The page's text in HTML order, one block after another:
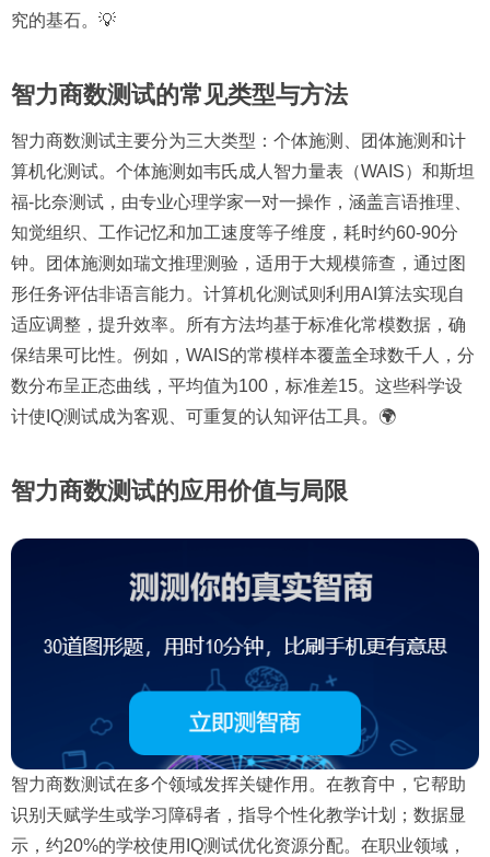
究的基石。💡
智力商数测试的常见类型与方法
智力商数测试主要分为三大类型：个体施测、团体施测和计
算机化测试。个体施测如韦氏成人智力量表（WAIS）和斯坦
福-比奈测试，由专业心理学家一对一操作，涵盖言语推理、
知觉组织、工作记忆和加工速度等子维度，耗时约60-90分
钟。团体施测如瑞文推理测验，适用于大规模筛查，通过图
形任务评估非语言能力。计算机化测试则利用AI算法实现自
适应调整，提升效率。所有方法均基于标准化常模数据，确
保结果可比性。例如，WAIS的常模样本覆盖全球数千人，分
数分布呈正态曲线，平均值为100，标准差15。这些科学设
计使IQ测试成为客观、可重复的认知评估工具。🌍
智力商数测试的应用价值与局限
智力商数测试在多个领域发挥关键作用。在教育中，它帮助
识别天赋学生或学习障碍者，指导个性化教学计划；数据显
示，约20%的学校使用IQ测试优化资源分配。在职业领域，